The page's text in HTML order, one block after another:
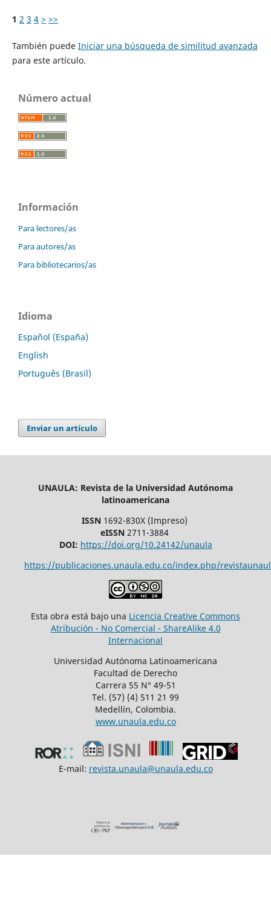
1 2 3 4 > >>
También puede Iniciar una búsqueda de similitud avanzada
para este artículo.
Número actual
Información
Para lectores/as
Para autores/as
Para bibliotecarios/as
Idioma
Español (España)
English
Português (Brasil)
Enviar un artículo
UNAULA: Revista de la Universidad Autónoma
latinoamericana
ISSN1692-830X (Impreso)
eISSN2711-3884
DOI: https://doi.org/10.24142/unaula
https://publicaciones.unaula.edu.co/index.php/
Esta obra está bajo una Licencia Creative Commons
Atribución - No Comercial - ShareAlike 4.0
Internacional
Universidad Autónoma Latinoamericana
Facultad de Derecho
Carrera 55 N° 49-51
Tel. (57) (4) 511 21 99
Medellín, Colombia.
www.unaula.edu.co
E-mail: revista.unaula@unaula.edu.co